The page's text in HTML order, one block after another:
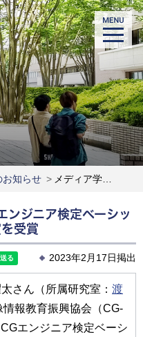
お知らせ > メディア学部の学生が「CGエンジニア検定ベーシック」において文部科学大臣賞を受賞
ンジニア検定ベーシッ
受賞
2023年2月17日掲出
さん（所属研究室： 渡
報教育振興協会（CG-
エンジニア検定ベーシ